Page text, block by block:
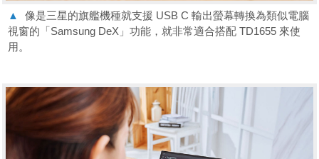
▲
像是三星的旗艦機種就支援 USB C 輸出螢幕轉換為類似電腦
視窗的「Samsung DeX」功能，就非常適合搭配 TD1655 來使
用。